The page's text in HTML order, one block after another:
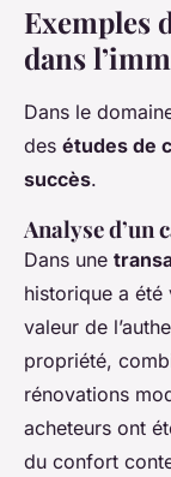
Exemples
dans
Dans le
des études de
succès.
Analyse d’un
Dans une
historique a été
valeur de
propriété,
rénovations
acheteurs ont
du confort